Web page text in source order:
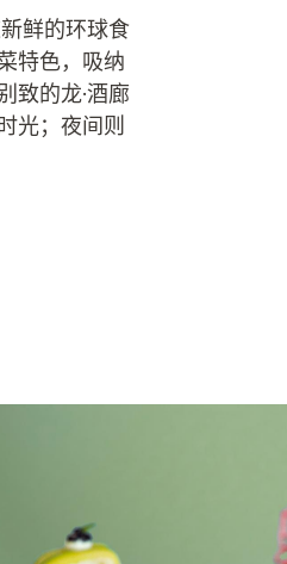
鲜的环球食
特色，吸纳
致的龙·酒廊
光；夜间则